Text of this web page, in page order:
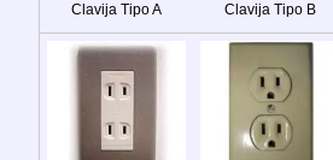
Clavija Tipo A Clavija Tipo B